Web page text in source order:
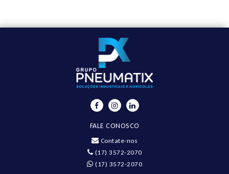
FALE CONOSCO
Contate-nos
(17) 3572-2070
(17) 3572-2070